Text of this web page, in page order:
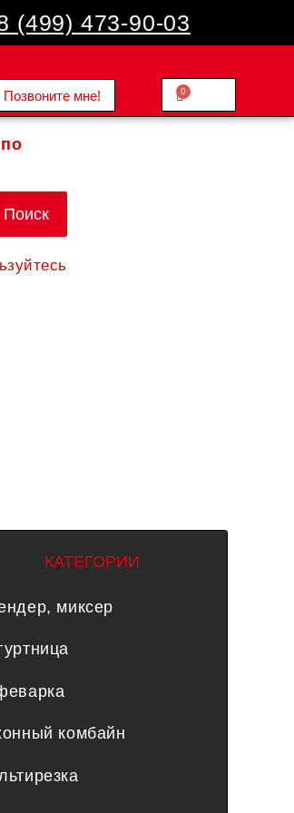
(499) 473-90-03
Позвоните мне! 0.00
0
Cart
по
Поиск
КАТЕГОРИИ
миксер
комбайн